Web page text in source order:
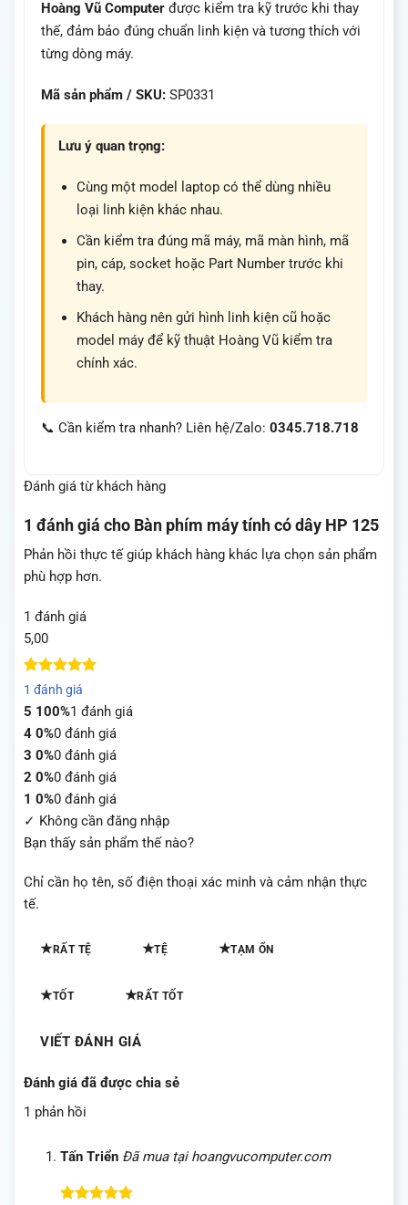
Hoàng Vũ Computer được kiểm tra kỹ trước khi thay
thế, đảm bảo đúng chuẩn linh kiện và tương thích với
từng dòng máy.
Mã sản phẩm / SKU: SP0331
Lưu ý quan trọng:
Cùng một model laptop có thể dùng nhiều
loại linh kiện khác nhau.
Cần kiểm tra đúng mã máy, mã màn hình, mã
pin, cáp, socket hoặc Part Number trước khi
thay.
Khách hàng nên gửi hình linh kiện cũ hoặc
model máy để kỹ thuật Hoàng Vũ kiểm tra
chính xác.
📞 Cần kiểm tra nhanh? Liên hệ/Zalo: 0345.718.718
Đánh giá từ khách hàng
1 đánh giá cho Bàn phím máy tính có dây HP 125
Phản hồi thực tế giúp khách hàng khác lựa chọn sản phẩm
phù hợp hơn.
1 đánh giá
5,00
5 trên 5
dựa trên
1
đánh giá
1 đánh giá
5 100%1 đánh giá
4 0%0 đánh giá
3 0%0 đánh giá
2 0%0 đánh giá
1 0%0 đánh giá
✓ Không cần đăng nhập
Bạn thấy sản phẩm thế nào?
Chỉ cần họ tên, số điện thoại xác minh và cảm nhận thực
tế.
★RẤT TỆ ★TỆ ★TẠM ỔN
★TỐT ★RẤT TỐT
VIẾT ĐÁNH GIÁ
Đánh giá đã được chia sẻ
1 phản hồi
Tấn Triển Đã mua tại hoangvucomputer.com